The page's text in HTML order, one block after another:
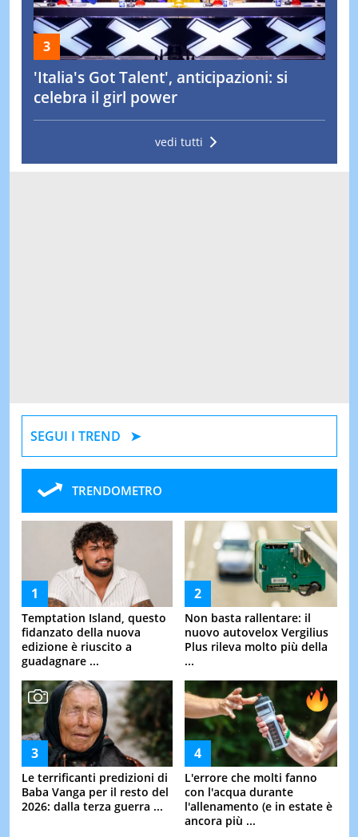
'Italia's Got Talent', anticipazioni: si
celebra il girl power
vedi tutti
SEGUI I TREND
TRENDOMETRO
Temptation Island, questo
fidanzato della nuova
edizione è riuscito a
guadagnare ...
Non basta rallentare: il
nuovo autovelox Vergilius
Plus rileva molto più della
...
Le terrificanti predizioni di
Baba Vanga per il resto del
2026: dalla terza guerra ...
L'errore che molti fanno
con l'acqua durante
l'allenamento (e in estate è
ancora più ...